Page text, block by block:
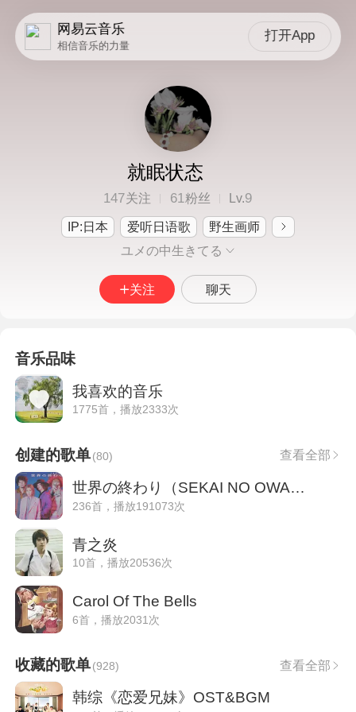
网易云音乐
相信音乐的力量
打开App
就眠状态
147关注 61粉丝 Lv.9
IP:日本 爱听日语歌
野生画师
ユメの中生きてる
关注 聊天
音乐品味
我喜欢的音乐
1775首，播放2333次
创建的歌单(80) 查看全部
世界の終わり（SEKAI NO OWARI）
236首，播放191073次
青之炎
10首，播放20536次
Carol Of The Bells
6首，播放2031次
收藏的歌单(928) 查看全部
韩综《恋爱兄妹》OST&BGM